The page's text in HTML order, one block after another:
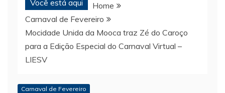
Você está aqui
Home
Carnaval de Fevereiro
Mocidade Unida da Mooca traz Zé do Caroço
para a Edição Especial do Carnaval Virtual –
LIESV
Carnaval de Fevereiro